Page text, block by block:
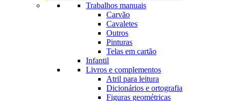
Trabalhos manuais
Carvão
Cavaletes
Outros
Pinturas
Telas em cartão
Infantil
Livros e complementos
Atril para leitura
Dicionários e ortografia
Figuras geométricas